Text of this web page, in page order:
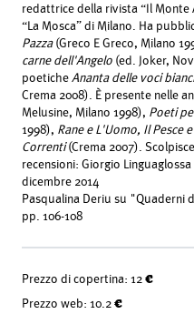
redattrice della rivista “Il
“La Mosca” di Milano. Ha
Pazza(Greco E Greco, Milano
carne dell'Angelo (ed. Joker,
poeticheAnanta delle voci
Crema 2008). È presente nelle
Melusine, Milano 1998), Poeti
1998), Rane e L'Uomo, Il Pesce
Correnti(Crema 2007).
recensioni: Giorgio
dicembre 2014
Pasqualina Deriu su "Quaderni
pp. 106-108
Prezzo di copertina: 12 €
Prezzo web: 10.2 €